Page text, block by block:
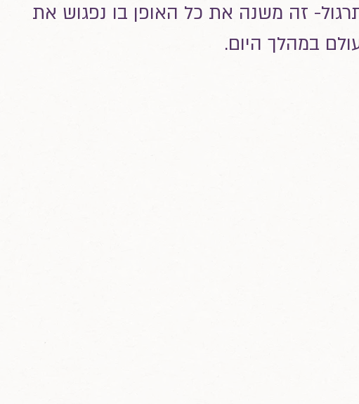
זה משנה את כל האופן בו נפגוש את
במהלך היום.